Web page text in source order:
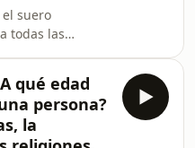
el suero
todas las
tanto del
región? 3.
Waris Dirie se le
qué edad
persona?
la